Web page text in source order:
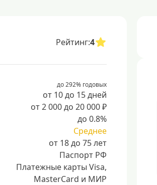
Рейтинг:4
до 292% годовых
от 10 до 15 дней
от 2 000 до 20 000 ₽
до 0.8%
Среднее
от 18 до 75 лет
Паспорт РФ
Платежные карты Visa,
MasterCard и МИР